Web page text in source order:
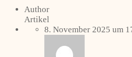
Author
Artikel
8. November 2025 um